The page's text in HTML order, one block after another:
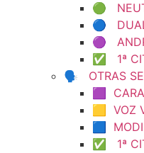
🟢
🔵
🟣
✅ 1ª
🗣️ OTRAS
🟪
🟨 VOZ
🟦
✅ 1ª